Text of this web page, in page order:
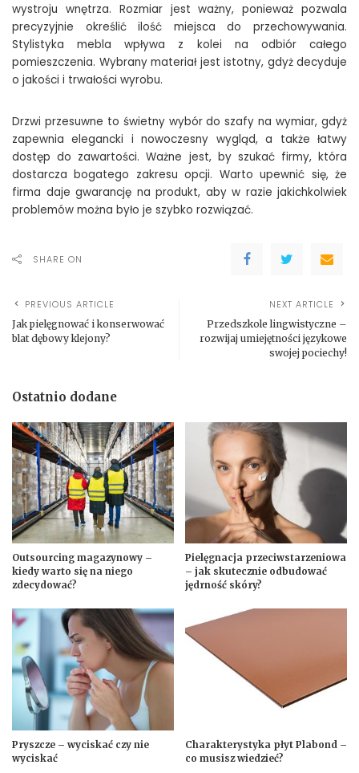
wystroju wnętrza. Rozmiar jest ważny, ponieważ pozwala
precyzyjnie określić ilość miejsca do przechowywania.
Stylistyka mebla wpływa z kolei na odbiór całego
pomieszczenia. Wybrany materiał jest istotny, gdyż decyduje
o jakości i trwałości wyrobu.
Drzwi przesuwne to świetny wybór do szafy na wymiar, gdyż
zapewnia elegancki i nowoczesny wygląd, a także łatwy
dostęp do zawartości. Ważne jest, by szukać firmy, która
dostarcza bogatego zakresu opcji. Warto upewnić się, że
firma daje gwarancję na produkt, aby w razie jakichkolwiek
problemów można było je szybko rozwiązać.
SHARE ON
PREVIOUS ARTICLE
Jak pielęgnować i konserwować
blat dębowy klejony?
NEXT ARTICLE
Przedszkole lingwistyczne –
rozwijaj umiejętności językowe
swojej pociechy!
Ostatnio dodane
Outsourcing magazynowy –
kiedy warto się na niego
zdecydować?
Pielęgnacja przeciwstarzeniowa
– jak skutecznie odbudować
jędrność skóry?
Pryszcze – wyciskać czy nie
wyciskać
Charakterystyka płyt Plabond –
co musisz wiedzieć?